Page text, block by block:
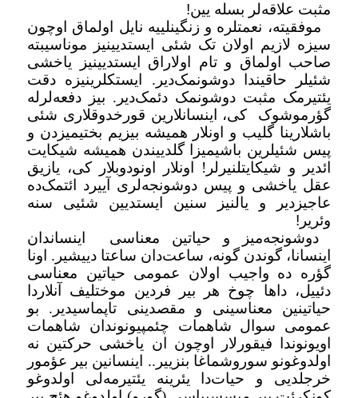
مثبت علاقه‌لر بسله یین!
موفقیته، نعمتلره و زنگینلییه نایل اولماق اوچون
سیزه لازیم اولان تک شئی ایستدیینیز موناسیبته
صاحب اولماق و تام اولاراق ایستدیینیز یاخشی
شئیلر حاقیندا دوشونمک‌دیر. ایستکلرینیزه دقت
یئتیرمک مثبت دوشونمک دئمک‌دیر. بیز دفعه‌لرله
گؤرموشوک
کی، اینسانلارین قورخدوقلاری شئی
باشلارینا گلیب و اونلار همیشه بیزیم بختیمیزدن و
پیس شئیلرین باشیمیزا گلدییندن همیشه شیکایت
ائدیر و شیکایتلنیرلر! اونلار اونودوبلار کی، یازیق
عقل یاخشی و پیس دوشونجه‌لری آییرد ائتمک‌ده
عاجیزدیر و یالنیز سنین ایستدیین شئیی سنه
وئریر !
دوشونجه‌میز و حیاتین معناسی
اینساندان
اینسانا، گوندن گونه، ساعت‌دان ساعتا دییشیر. اونا
گؤره ده واجیب اولان عمومی حیاتین معناسی
دئییل، داها چوخ هر بیر فردین موختلیف آنلاردا
حیاتینین معناسینی و مقصدینی تاپماسیدیر. بو
عمومی سوال شاهمات چئمپیونوندان شاهمات
اویونوندا فیقورلار اوچون ان یاخشی حرکتین نه
اولدوغونو سوروشماغا بنزییر.. اینسانین بیر عؤمور
خرجلدیی و حیات‌دا یئرینه یئتیرمه‌لی اولدوغو